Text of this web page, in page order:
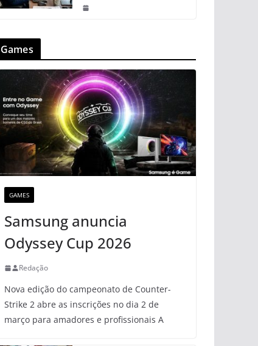
Games
GAMES
Samsung anuncia
Odyssey Cup 2026
Redação
Nova edição do campeonato de Counter-
Strike 2 abre as inscrições no dia 2 de
março para amadores e profissionais A